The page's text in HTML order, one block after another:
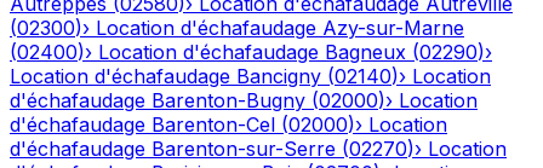
(02300)› Location d'échafaudage Azy-sur-Marne
(02400)› Location d'échafaudage Bagneux (02290)›
Location d'échafaudage Bancigny (02140)› Location
d'échafaudage Barenton-Bugny (02000)› Location
d'échafaudage Barenton-Cel (02000)› Location
d'échafaudage Barenton-sur-Serre (02270)› Location